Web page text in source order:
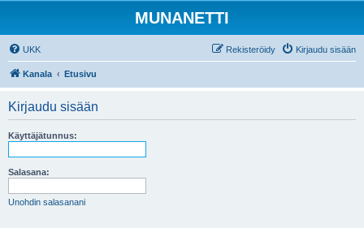
MUNANETTI
UKK Kirjaudu sisään
Rekisteröidy
Kanala Etusivu
Kirjaudu sisään
Käyttäjätunnus:
Salasana:
Unohdin salasanani